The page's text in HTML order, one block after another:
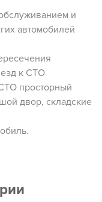
и
автомобилей
к СТО
просторный
двор, складские